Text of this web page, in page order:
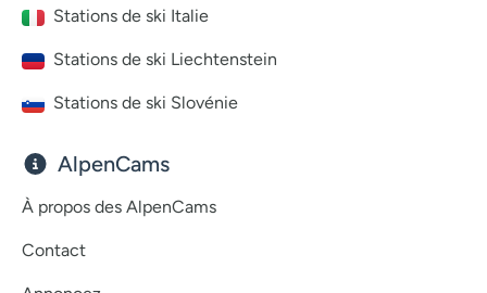
Stations de ski Italie
Stations de ski Liechtenstein
Stations de ski Slovénie
AlpenCams
À propos des AlpenCams
Contact